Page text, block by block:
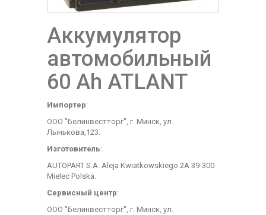
Аккумулятор
автомобильный
60 Аh ATLANT
Импортер:
ООО "Белинвестторг", г. Минск, ул.
Лынькова,123.
Изготовитель:
AUTOPART S.A. Aleja Kwiatkowskiego 2A 39-300
Mielec Polska.
Сервисный центр:
ООО "Белинвестторг", г. Минск, ул.